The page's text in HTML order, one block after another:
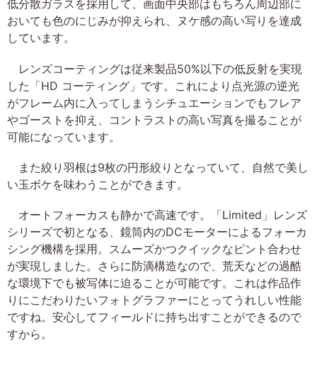
低分散ガラスを採用して、画面中央部はもちろん周辺部に
おいても色のにじみが抑えられ、ヌケ感の高い写りを達成
しています。
レンズコーティングは従来製品50%以下の低反射を実現
した「HD コーティング」です。これにより点光源の逆光
がフレーム内に入ってしまうシチュエーションでもフレア
やゴーストを抑え、コントラストの高い写真を撮ることが
可能になっています。
また絞り羽根は9枚の円形絞りとなっていて、自然で美し
い玉ボケを味わうことができます。
オートフォーカスも静かで高速です。「Limited」レンズ
シリーズで初となる、鏡筒内のDCモーターによるフォーカ
シング機構を採用。スムーズかつクイックなピント合わせ
が実現しました。さらに防滴構造なので、荒天などの過酷
な環境下でも被写体に迫ることが可能です。これは作品作
りにこだわりたいフォトグラファーにとってうれしい性能
ですね。安心してフィールドに持ち出すことができるので
すから。